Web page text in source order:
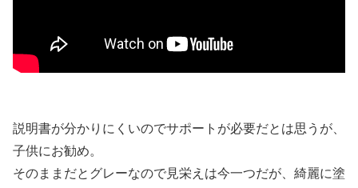
説明書が分かりにくいのでサポートが必要だとは思うが、
子供にお勧め。
そのままだとグレーなので見栄えは今一つだが、綺麗に塗